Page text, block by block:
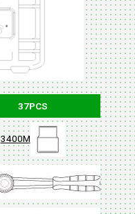
37PCS
3400M